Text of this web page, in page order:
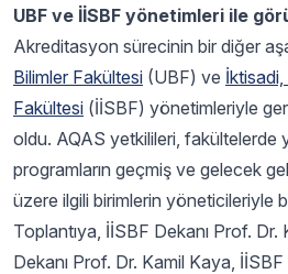
UBF ve İİSBF yönetimleri ile
Akreditasyon sürecinin bir diğer
Bilimler Fakültesi (UBF) ve
Fakültesi (İİSBF) yönetimleriyle
oldu. AQAS yetkilileri, fakültelerde
programların geçmiş ve gelecek
üzere ilgili birimlerin yöneticileriyle
Toplantıya, İİSBF Dekanı Prof. Dr.
Dekanı Prof. Dr. Kamil Kaya,